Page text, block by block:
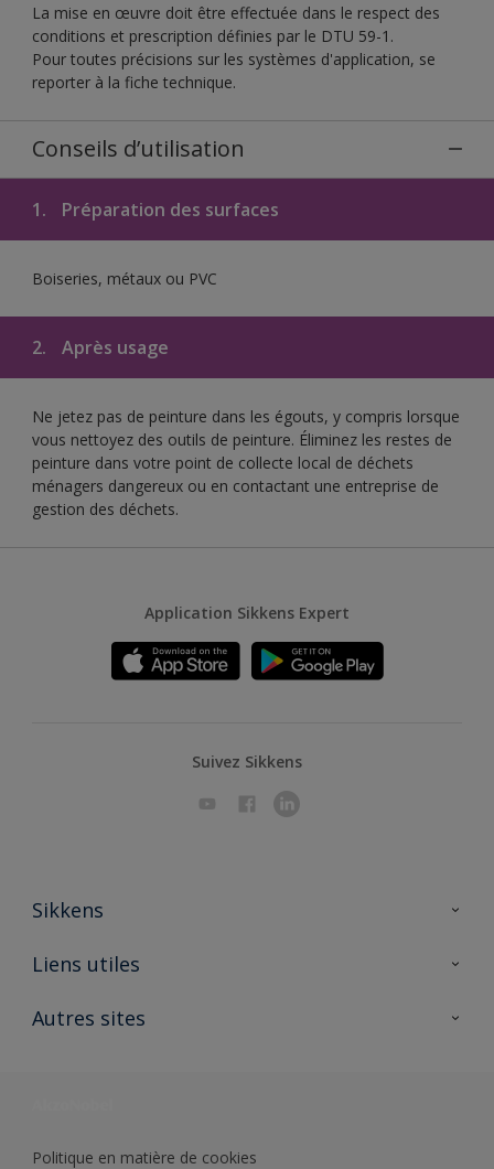
La mise en œuvre doit être effectuée dans le respect des
conditions et prescription définies par le DTU 59-1.
Pour toutes précisions sur les systèmes d'application, se
reporter à la fiche technique.
Conseils d’utilisation
1. Préparation des surfaces
Boiseries, métaux ou PVC
2. Après usage
Ne jetez pas de peinture dans les égouts, y compris lorsque
vous nettoyez des outils de peinture. Éliminez les restes de
peinture dans votre point de collecte local de déchets
ménagers dangereux ou en contactant une entreprise de
gestion des déchets.
Application Sikkens Expert
Suivez Sikkens
Sikkens
A propos de Sikkens
Liens utiles
Ouvrir un magasin PASS
Autres sites
Politique en matière de cookies